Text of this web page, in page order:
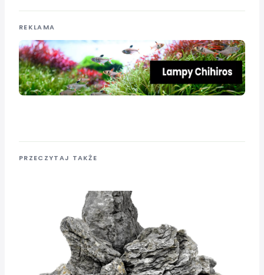
REKLAMA
PRZECZYTAJ TAKŻE